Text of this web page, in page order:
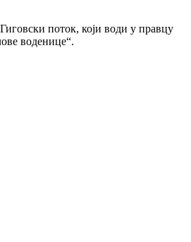
поток, који води у правцу
воденице“.